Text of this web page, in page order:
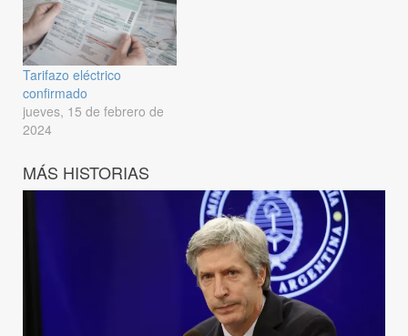
Tarifazo eléctrico
confirmado
jueves, 15 de febrero de
2024
MÁS HISTORIAS